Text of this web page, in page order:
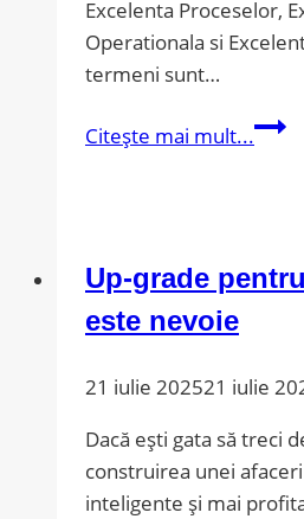
Excelenta Proceselor,
Operationala si
termeni sunt…
Citește mai mult...
Up-grade
este nevoie
21 iulie 202521 iulie
Dacă ești gata să treci
construirea unei
inteligente și mai